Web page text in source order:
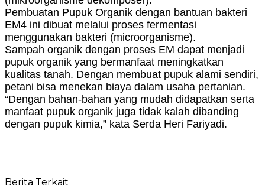
Pembuatan Pupuk Organik dengan bantuan bakteri
EM4 ini dibuat melalui proses fermentasi
menggunakan bakteri (microorganisme).
Sampah organik dengan proses EM dapat menjadi
pupuk organik yang bermanfaat meningkatkan
kualitas tanah. Dengan membuat pupuk alami sendiri,
petani bisa menekan biaya dalam usaha pertanian.
“Dengan bahan-bahan yang mudah didapatkan serta
manfaat pupuk organik juga tidak kalah dibanding
dengan pupuk kimia,” kata Serda Heri Fariyadi.
Berita Terkait